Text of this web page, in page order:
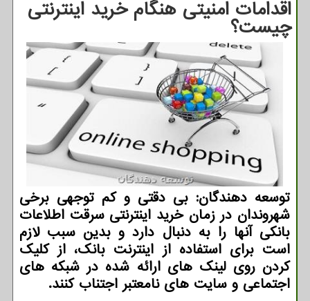
اقدامات امنیتی هنگام خرید اینترنتی
چیست؟
توسعه دهندگان: بی دقتی و کم توجهی برخی
شهروندان در زمان خرید اینترنتی سرقت اطلاعات
بانکی آنها را به دنبال دارد و بدین سبب لازم
است برای استفاده از اینترنت بانک، از کلیک
کردن روی لینک های ارائه شده در شبکه های
اجتماعی و سایت های نامعتبر اجتناب کنند.